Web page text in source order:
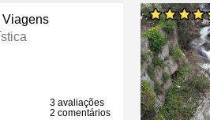
3 avaliações
2 comentários